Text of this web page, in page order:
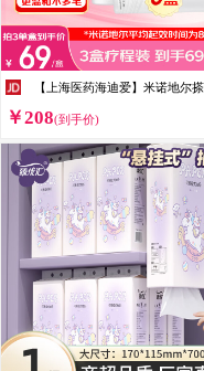
【上海医药海迪爱】米诺地尔
￥208(到手价)